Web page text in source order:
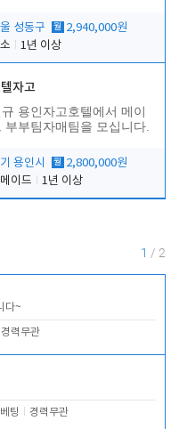
성동구 월 2,940,000원
1년 이상
자고
규 용인자고호텔에서 메이
부부팀자매팀을 모십니다.
용인시 월 2,800,000원
이드
1년 이상
1 / 2
다~
경력무관
팅 경력무관